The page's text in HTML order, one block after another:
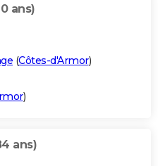
ans)
(Côtes-d'Armor)
)
ans)